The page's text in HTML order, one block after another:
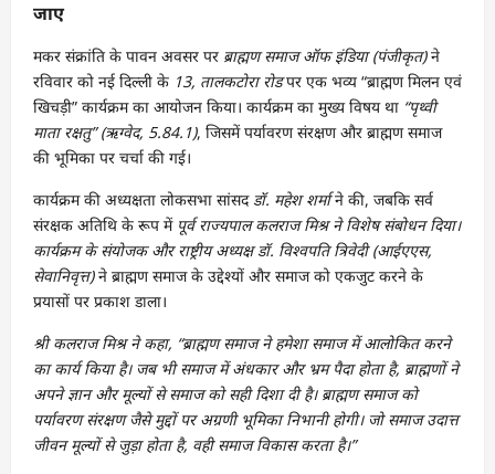
जाए
मकर संक्रांति के पावन अवसर पर ब्राह्मण समाज ऑफ इंडिया (पंजीकृत)ने
रविवार को नई दिल्ली के 13, तालकटोरा रोडपर एक भव्य “ब्राह्मण मिलन एवं
खिचड़ी” कार्यक्रम का आयोजन किया। कार्यक्रम का मुख्य विषय था “पृथ्वी
माता रक्षतु” (ऋग्वेद, 5.84.1), जिसमें पर्यावरण संरक्षण और ब्राह्मण समाज
की भूमिका पर चर्चा की गई।
कार्यक्रम की अध्यक्षता लोकसभा सांसद डॉ. महेश शर्माने की, जबकि सर्व
संरक्षक अतिथि के रूप में पूर्व राज्यपाल कलराज मिश्र ने विशेष संबोधन दिया।
कार्यक्रम के संयोजक और राष्ट्रीय अध्यक्ष डॉ. विश्वपति त्रिवेदी (आईएएस,
सेवानिवृत्त)ने ब्राह्मण समाज के उद्देश्यों और समाज को एकजुट करने के
प्रयासों पर प्रकाश डाला।
श्री कलराज मिश्र ने कहा, “ब्राह्मण समाज ने हमेशा समाज में आलोकित करने
का कार्य किया है। जब भी समाज में अंधकार और भ्रम पैदा होता है, ब्राह्मणों ने
अपने ज्ञान और मूल्यों से समाज को सही दिशा दी है। ब्राह्मण समाज को
पर्यावरण संरक्षण जैसे मुद्दों पर अग्रणी भूमिका निभानी होगी। जो समाज उदात्त
जीवन मूल्यों से जुड़ा होता है, वही समाज विकास करता है।”